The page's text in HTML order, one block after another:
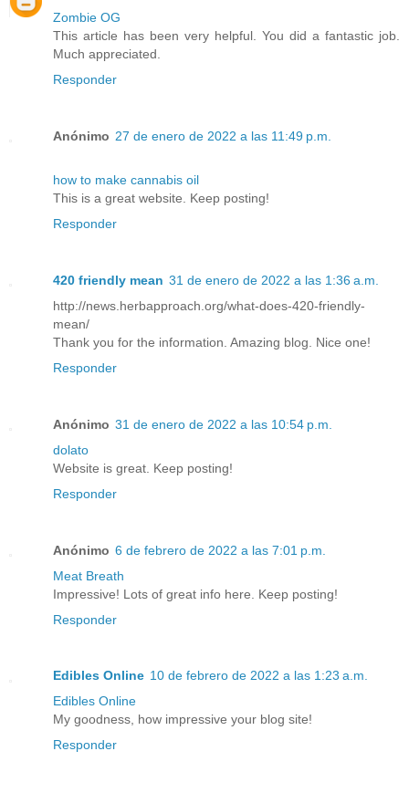
Zombie OG
This article has been very helpful. You did a fantastic job.
Much appreciated.
Responder
Anónimo 27 de enero de 2022 a las 11:49 p.m.
how to make cannabis oil
This is a great website. Keep posting!
Responder
420 friendly mean 31 de enero de 2022 a las 1:36 a.m.
http://news.herbapproach.org/what-does-420-friendly-
mean/
Thank you for the information. Amazing blog. Nice one!
Responder
Anónimo 31 de enero de 2022 a las 10:54 p.m.
dolato
Website is great. Keep posting!
Responder
Anónimo 6 de febrero de 2022 a las 7:01 p.m.
Meat Breath
Impressive! Lots of great info here. Keep posting!
Responder
Edibles Online 10 de febrero de 2022 a las 1:23 a.m.
Edibles Online
My goodness, how impressive your blog site!
Responder